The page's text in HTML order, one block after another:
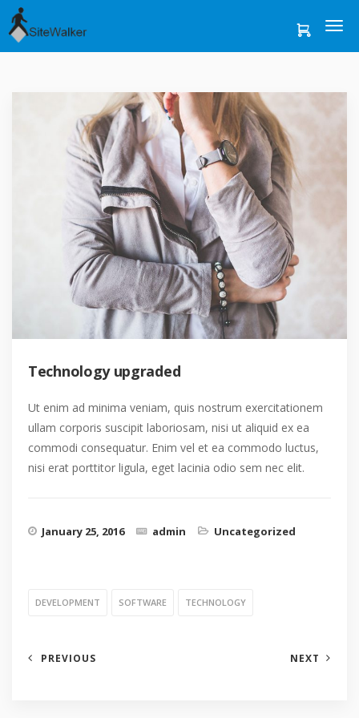
Technology upgraded
Ut enim ad minima veniam, quis nostrum exercitationem
ullam corporis suscipit laboriosam, nisi ut aliquid ex ea
commodi consequatur. Enim vel et ea commodo luctus,
nisi erat porttitor ligula, eget lacinia odio sem nec elit.
January 25, 2016 admin Uncategorized
DEVELOPMENT SOFTWARE TECHNOLOGY
PREVIOUS NEXT